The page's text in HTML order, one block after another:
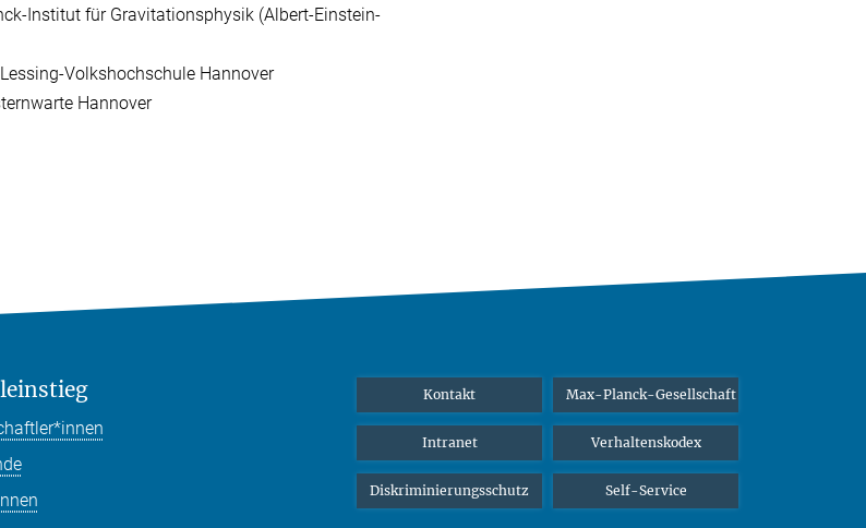
Institut für Gravitationsphysik (Albert-Einstein-
Volkshochschule Hannover
Hannover
Kontakt Max-Planck-Gesellschaft
Intranet Verhaltenskodex
Diskriminierungsschutz Self-Service